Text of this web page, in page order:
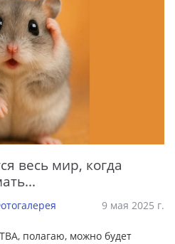
весь мир, когда
9 мая 2025 г.
полагаю, можно будет